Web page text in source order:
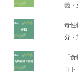
義・
毒性
分・
「
コト